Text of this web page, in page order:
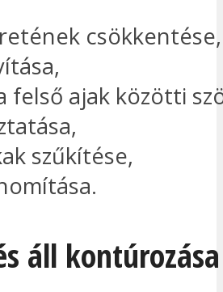
csökkentése,
felső ajak közötti
szűkítése,
áll kontúrozása